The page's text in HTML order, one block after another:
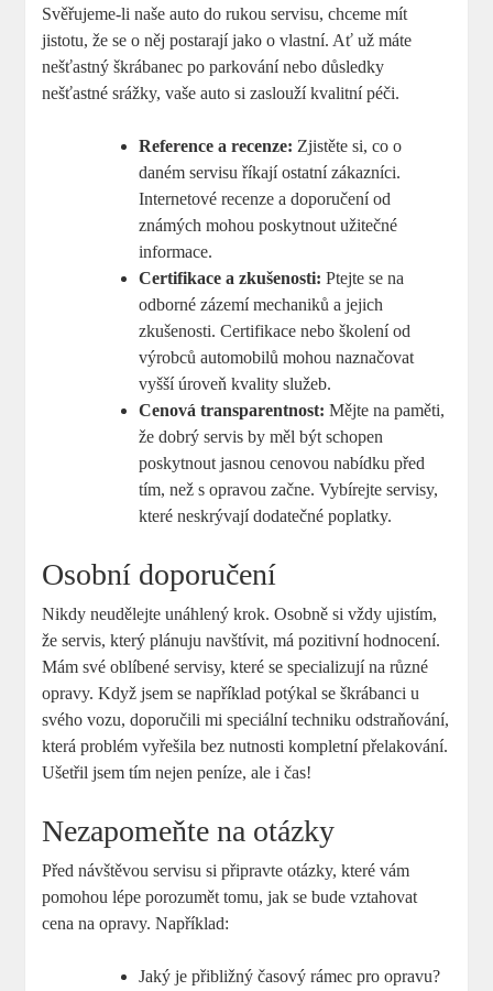
Svěřujeme-li naše auto do rukou servisu, chceme mít
jistotu, že se o něj postarají jako o vlastní. Ať už máte
nešťastný škrábanec po parkování nebo důsledky
nešťastné srážky, vaše auto si zaslouží kvalitní péči.
Reference a recenze: Zjistěte si, co o
daném servisu říkají ostatní zákazníci.
Internetové recenze a doporučení od
známých mohou poskytnout užitečné
informace.
Certifikace a zkušenosti: Ptejte se na
odborné zázemí mechaniků a jejich
zkušenosti. Certifikace nebo školení od
výrobců automobilů mohou naznačovat
vyšší úroveň kvality služeb.
Cenová transparentnost: Mějte na paměti,
že dobrý servis by měl být schopen
poskytnout jasnou cenovou nabídku před
tím, než s opravou začne. Vybírejte servisy,
které neskrývají dodatečné poplatky.
Osobní doporučení
Nikdy neudělejte unáhlený krok. Osobně si vždy ujistím,
že servis, který plánuju navštívit, má pozitivní hodnocení.
Mám své oblíbené servisy, které se specializují na různé
opravy. Když jsem se například potýkal se škrábanci u
svého vozu, doporučili mi speciální techniku odstraňování,
která problém vyřešila bez nutnosti kompletní přelakování.
Ušetřil jsem tím nejen peníze, ale i čas!
Nezapomeňte na otázky
Před návštěvou servisu si připravte otázky, které vám
pomohou lépe porozumět tomu, jak se bude vztahovat
cena na opravy. Například:
Jaký je přibližný časový rámec pro opravu?